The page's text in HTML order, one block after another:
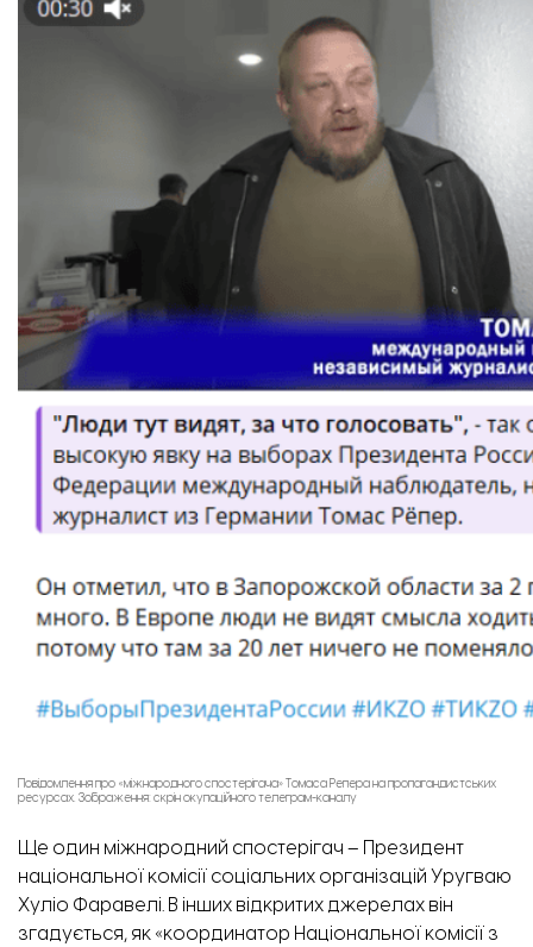
Повідомлення про «міжнародного спостерігача» Томаса Репера на пропагандистських
ресурсах. Зображення: скрін окупаційного телеграм-каналу
Ще один міжнародний спостерігач – Президент
національної комісії соціальних організацій Уругваю
Хуліо Фаравелі. В інших відкритих джерелах він
згадується, як «координатор Національної комісії з